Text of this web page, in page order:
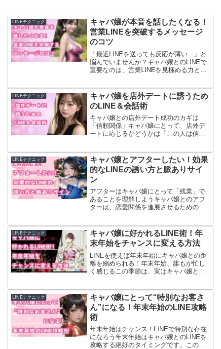
LINEテクニック
キャバ嬢が本音を話したくなる！
営業LINEを突破するメッセージ
のコツ
「最近LINEを送っても反応が薄い…」と
悩んでいませんか？キャバ嬢とのLINEで
重要なのは、営業LINEを見極める力と、
ャバ嬢の「心を開かせるLINE術」を徹底
解説しま...
LINEテクニック
キャバ嬢を店外デートに誘うため
のLINE＆会話術
キャバ嬢との店外デート成功のカギは
「信頼関係」キャバ嬢にとって、店外デ
ートに応じるかどうかは「この人は信頼
嬢にはこう思われるだけです。「このお
客さん、どうせすぐにいなく...
LINEテクニック
キャバ嬢とアフターしたい！効果
的なLINEの誘い方と脈ありサイ
ン
アフターはキャバ嬢にとって「残業」で
あることを理解しようキャバ嬢とのアフ
ターは、恋愛関係を進展させるための特
終わった後の「残業」に等しいものだと
いうことを理解しておく必...
LINEテクニック
キャバ嬢に好かれるLINE術！年
末年始をチャンスに変える方法
LINEを使えば年末年始にキャバ嬢との距
離を縮められる！年末年始、誰もが忙し
く感じるこの季節は、実はキャバ嬢との
で、キャバ嬢もプライベートな時間が増
えるため、LINEを活...
LINEテクニック
キャバ嬢にとって“特別なお客さ
ん”になる！年末年始のLINE攻略
術
年末年始はチャンス！LINEで特別な存在
になろう年末年始はキャバ嬢とのLINEを
攻略する絶好のタイミングです。この時